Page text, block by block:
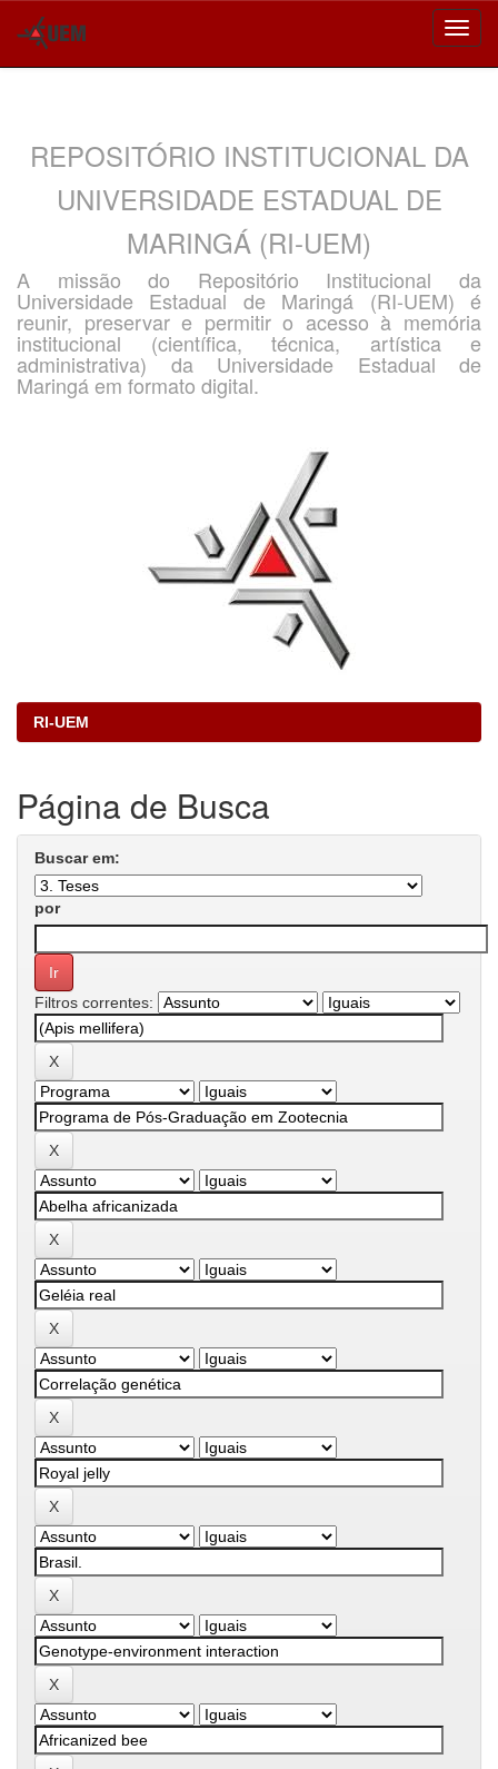
REPOSITÓRIO INSTITUCIONAL DA
UNIVERSIDADE ESTADUAL DE
MARINGÁ (RI-UEM)
A missão do Repositório Institucional da
Universidade Estadual de Maringá (RI-UEM) é
reunir, preservar e permitir o acesso à memória
institucional (científica, técnica, artística e
administrativa) da Universidade Estadual de
Maringá em formato digital.
RI-UEM
Página de Busca
Buscar em:
por
Filtros correntes: